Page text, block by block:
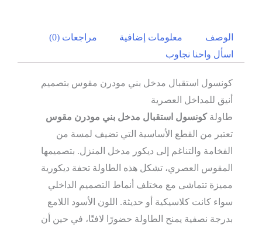
الوصف معلومات إضافية
مراجعات (0)
اسأل واحنا نجاوب
كونسول استقبال مدخل بني مودرن مقوس بتصميم
أنيق للمداخل العصرية
طاولةكونسول استقبال مدخل بني مودرن مقوس
تعتبر من القطع الأساسية التي تضيف لمسة من
الفخامة والتناغم إلى ديكور مدخل المنزل. بتصميمها
المقوس العصري، تشكل هذه الطاولة تحفة ديكورية
مميزة تتماشى مع مختلف أنماط التصميم الداخلي
سواء كانت كلاسيكية أو حديثة. اللون الأسود اللامع
بدرجة نصفية يمنح الطاولة حضورًا لافتًا، في حين أن